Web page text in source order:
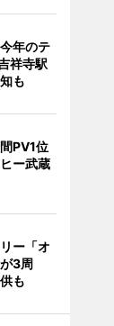
年のテ
祥寺駅
も
PV1位
ー武蔵
ー「オ
3周
も